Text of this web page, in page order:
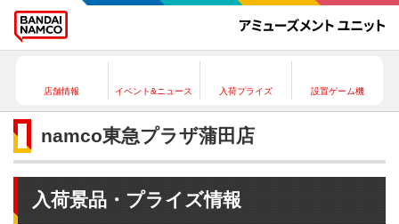
店舗情報 イベント&ニュース 入荷プライズ 設置ゲーム機
namco東急プラザ蒲田店
入荷景品・プライズ情報